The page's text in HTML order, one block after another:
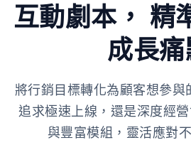
互動劇本， 精
成長痛
將行銷目標轉化為顧客想參與
追求極速上線，還是深度經
與豐富模組，靈活應對